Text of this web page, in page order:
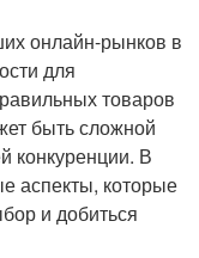
онлайн-рынков в
для
товаров
быть сложной
конкуренции. В
аспекты, которые
и добиться